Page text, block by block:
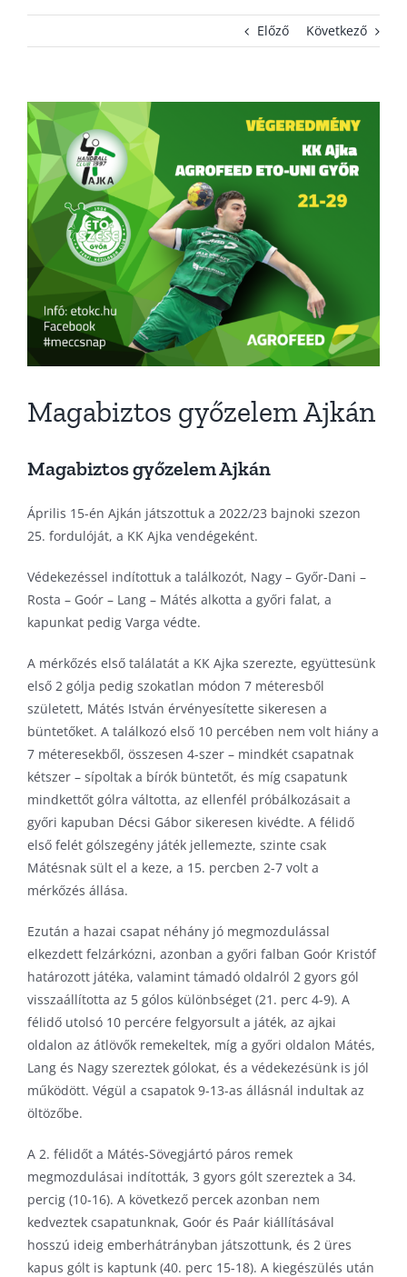
KAPCSOLAT
Előző Következő
Magabiztos győzelem Ajkán
Magabiztos győzelem Ajkán
Április 15-én Ajkán játszottuk a 2022/23 bajnoki szezon
25. fordulóját, a KK Ajka vendégeként.
Védekezéssel indítottuk a találkozót, Nagy – Győr-Dani –
Rosta – Goór – Lang – Mátés alkotta a győri falat, a
kapunkat pedig Varga védte.
A mérkőzés első találatát a KK Ajka szerezte, együttesünk
első 2 gólja pedig szokatlan módon 7 méteresből
született, Mátés István érvényesítette sikeresen a
büntetőket. A találkozó első 10 percében nem volt hiány a
7 méteresekből, összesen 4-szer – mindkét csapatnak
kétszer – sípoltak a bírók büntetőt, és míg csapatunk
mindkettőt gólra váltotta, az ellenfél próbálkozásait a
győri kapuban Décsi Gábor sikeresen kivédte. A félidő
első felét gólszegény játék jellemezte, szinte csak
Mátésnak sült el a keze, a 15. percben 2-7 volt a
mérkőzés állása.
Ezután a hazai csapat néhány jó megmozdulással
elkezdett felzárkózni, azonban a győri falban Goór Kristóf
határozott játéka, valamint támadó oldalról 2 gyors gól
visszaállította az 5 gólos különbséget (21. perc 4-9). A
félidő utolsó 10 percére felgyorsult a játék, az ajkai
oldalon az átlövők remekeltek, míg a győri oldalon Mátés,
Lang és Nagy szereztek gólokat, és a védekezésünk is jól
működött. Végül a csapatok 9-13-as állásnál indultak az
öltözőbe.
A 2. félidőt a Mátés-Sövegjártó páros remek
megmozdulásai indították, 3 gyors gólt szereztek a 34.
percig (10-16). A következő percek azonban nem
kedveztek csapatunknak, Goór és Paár kiállításával
hosszú ideig emberhátrányban játszottunk, és 2 üres
kapus gólt is kaptunk (40. perc 15-18). A kiegészülés után